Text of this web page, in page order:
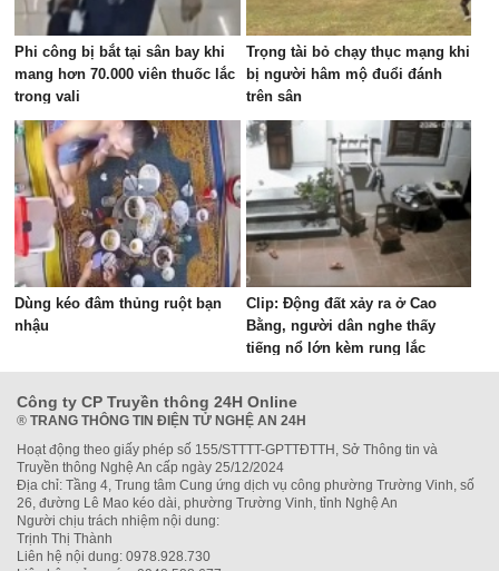
Phi công bị bắt tại sân bay khi
mang hơn 70.000 viên thuốc lắc
trong vali
Trọng tài bỏ chạy thục mạng khi
bị người hâm mộ đuổi đánh
trên sân
Dùng kéo đâm thủng ruột bạn
nhậu
Clip: Động đất xảy ra ở Cao
Bằng, người dân nghe thấy
tiếng nổ lớn kèm rung lắc
Công ty CP Truyền thông 24H Online
® TRANG THÔNG TIN ĐIỆN TỬ NGHỆ AN 24H
Hoạt động theo giấy phép số 155/STTTT-GPTTĐTTH, Sở Thông tin và
Truyền thông Nghệ An cấp ngày 25/12/2024
Địa chỉ: Tầng 4, Trung tâm Cung ứng dịch vụ công phường Trường Vinh, số
26, đường Lê Mao kéo dài, phường Trường Vinh, tỉnh Nghệ An
Người chịu trách nhiệm nội dung:
Trịnh Thị Thành
Liên hệ nội dung: 0978.928.730